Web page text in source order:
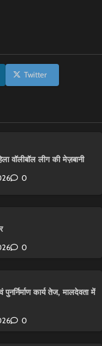
Twitter
वॉलीबॉल लीग की मेज़बानी
0
0
कार्य तेज, मालदेवता में
0